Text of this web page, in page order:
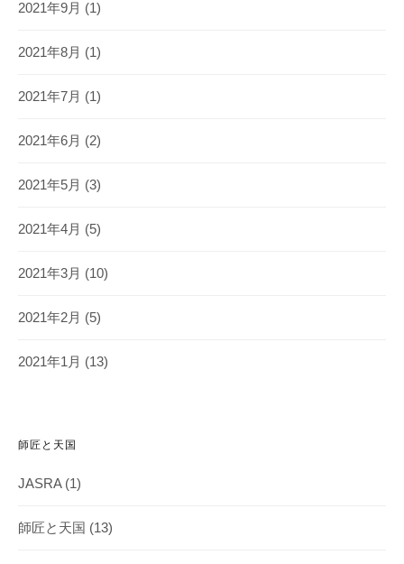
2021年9月 (1)
2021年8月 (1)
2021年7月 (1)
2021年6月 (2)
2021年5月 (3)
2021年4月 (5)
2021年3月 (10)
2021年2月 (5)
2021年1月 (13)
師匠と天国
JASRA(1)
師匠と天国 (13)